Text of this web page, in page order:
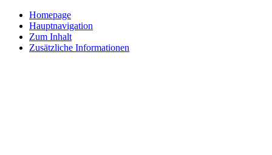
Homepage
Hauptnavigation
Zum Inhalt
Zusätzliche Informationen